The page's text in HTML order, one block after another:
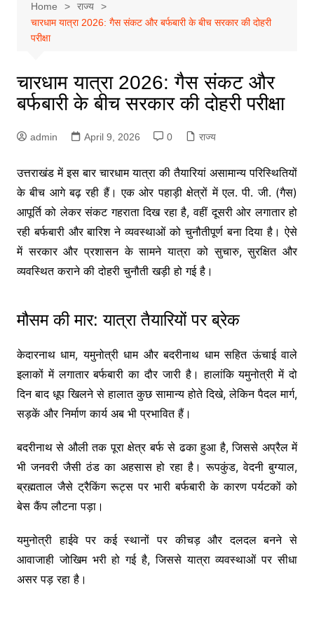
Home
राज्य
चारधाम यात्रा 2026: गैस संकट और बर्फबारी के बीच सरकार की दोहरी
परीक्षा
चारधाम यात्रा 2026: गैस संकट और
बर्फबारी के बीच सरकार की दोहरी परीक्षा
admin April 9, 2026 0 राज्य
उत्तराखंड में इस बार चारधाम यात्रा की तैयारियां असामान्य परिस्थितियों
के बीच आगे बढ़ रही हैं। एक ओर पहाड़ी क्षेत्रों में एल. पी. जी. (गैस)
आपूर्ति को लेकर संकट गहराता दिख रहा है, वहीं दूसरी ओर लगातार हो
रही बर्फबारी और बारिश ने व्यवस्थाओं को चुनौतीपूर्ण बना दिया है। ऐसे
में सरकार और प्रशासन के सामने यात्रा को सुचारु, सुरक्षित और
व्यवस्थित कराने की दोहरी चुनौती खड़ी हो गई है।
मौसम की मार: यात्रा तैयारियों पर ब्रेक
केदारनाथ धाम,यमुनोत्री धामऔरबदरीनाथ धामसहित ऊंचाई वाले
इलाकों में लगातार बर्फबारी का दौर जारी है। हालांकि यमुनोत्री में दो
दिन बाद धूप खिलने से हालात कुछ सामान्य होते दिखे, लेकिन पैदल मार्ग,
सड़कें और निर्माण कार्य अब भी प्रभावित हैं।
बदरीनाथ से औलीतक पूरा क्षेत्र बर्फ से ढका हुआ है, जिससे अप्रैल में
भी जनवरी जैसी ठंड का अहसास हो रहा है। रूपकुंड, वेदनी बुग्याल,
ब्रह्मताल जैसे ट्रैकिंग रूट्स पर भारी बर्फबारी के कारण पर्यटकों को
बेस कैंप लौटना पड़ा।
यमुनोत्री हाईवे पर कई स्थानों पर कीचड़ और दलदल बनने से
आवाजाही जोखिम भरी हो गई है, जिससे यात्रा व्यवस्थाओं पर सीधा
असर पड़ रहा है।